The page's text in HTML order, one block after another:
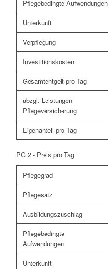
Pflegebedingte Aufwendungen
Unterkunft
Verpflegung
Investitionskosten
Gesamtentgelt pro Tag
abzgl. Leistungen
Pflegeversicherung
Eigenanteil pro Tag
PG 2 - Preis pro Tag
Pflegegrad
Pflegesatz
Ausbildungszuschlag
Pflegebedingte
Aufwendungen
Unterkunft